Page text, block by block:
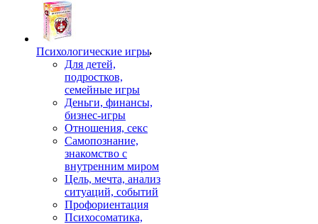
Психологические игры
Для детей,
подростков,
семейные игры
Деньги, финансы,
бизнес-игры
Отношения, секс
Самопознание,
знакомство с
внутренним миром
Цель, мечта, анализ
ситуаций, событий
Профориентация
Психосоматика,